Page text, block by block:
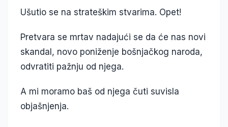
Ušutio se na strateškim stvarima. Opet!
Pretvara se mrtav nadajući se da će nas novi
skandal, novo poniženje bošnjačkog naroda,
odvratiti pažnju od njega.
A mi moramo baš od njega čuti suvisla
objašnjenja.